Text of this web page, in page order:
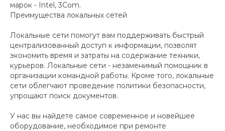
марок - Intel, 3Com.
Преимущества локальных сетей
Локальные сети помогут вам поддерживать быстрый
централизованный доступ к информации, позволят
экономить время и затраты на содержание техники,
курьеров. Локальные сети - незаменимый помощник в
организации командной работы. Кроме того, локальные
сети облегчают проведение политики безопасности,
упрощают поиск документов.
У нас вы найдете самое современное и новейшее
оборудование, необходимое при ремонте